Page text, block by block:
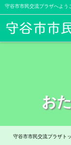
守谷市市民交流プラザへよう
お
守谷市市民交流プラザト